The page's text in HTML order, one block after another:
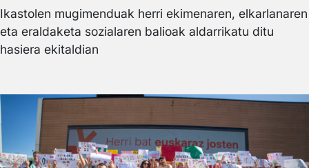
Ikastolen mugimenduak herri ekimenaren, elkarlanaren
eta eraldaketa sozialaren balioak aldarrikatu ditu
hasiera ekitaldian
Irudia